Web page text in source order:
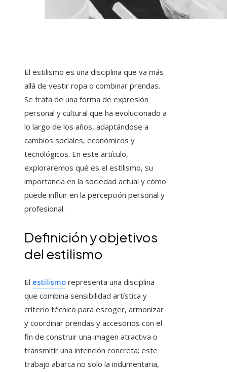
El estilismo es una disciplina que va más
allá de vestir ropa o combinar prendas.
Se trata de una forma de expresión
personal y cultural que ha evolucionado a
lo largo de los años, adaptándose a
cambios sociales, económicos y
tecnológicos. En este artículo,
exploraremos qué es el estilismo, su
importancia en la sociedad actual y cómo
puede influir en la percepción personal y
profesional.
Definición y objetivos
del estilismo
El estilismo representa una disciplina
que combina sensibilidad artística y
criterio técnico para escoger, armonizar
y coordinar prendas y accesorios con el
fin de construir una imagen atractiva o
transmitir una intención concreta; este
trabajo abarca no solo la indumentaria,